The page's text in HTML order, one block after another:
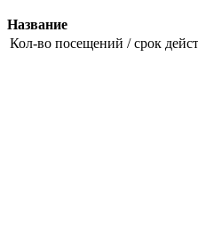
Название
Кол-во посещений / срок